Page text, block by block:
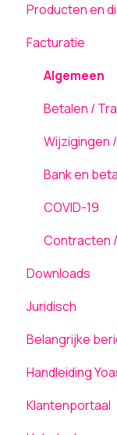
Theme
Plugins
Formulieren
Pagina's
Media
Inloggen
Gebruikers
Onderhoud
TLS
AVG / GDPR
Back-up
Tickets
Netwerk en
Laadsnelheid
Producten en
Service Level
Cookiebot
Fotografie
Server-side
Algemeen
Hosting
Domeinen
Strippenkaart
WordPress
Facturatie
Algemeen
Betalen /
Wijzigingen
Bank en
COVID-19
Contracten
Downloads
Producten
Overige
Managed
Juridisch
Belangrijke
Upgrade
Handleiding
Dashboard
Klantenportaal